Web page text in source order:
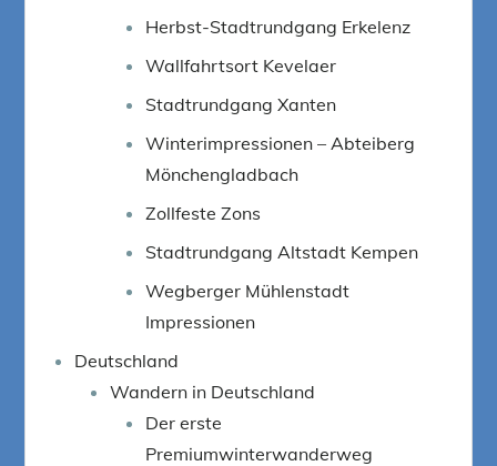
Herbst-Stadtrundgang Erkelenz
Wallfahrtsort Kevelaer
Stadtrundgang Xanten
Winterimpressionen – Abteiberg
Mönchengladbach
Zollfeste Zons
Stadtrundgang Altstadt Kempen
Wegberger Mühlenstadt
Impressionen
Deutschland
Wandern in Deutschland
Der erste
Premiumwinterwanderweg